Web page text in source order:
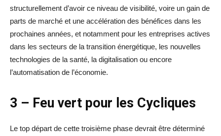
structurellement d’avoir ce niveau de visibilité, voire un gain de
parts de marché et une accélération des bénéfices dans les
prochaines années, et notamment pour les entreprises actives
dans les secteurs de la transition énergétique, les nouvelles
technologies de la santé, la digitalisation ou encore
l’automatisation de l’économie.
3 – Feu vert pour les Cycliques
Le top départ de cette troisième phase devrait être déterminé